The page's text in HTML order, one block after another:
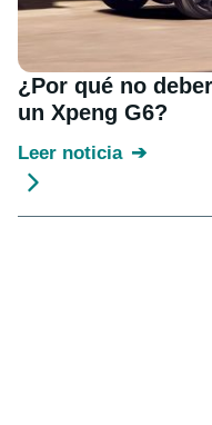
¿Por qué no
un Xpeng G6?
Leer noticia